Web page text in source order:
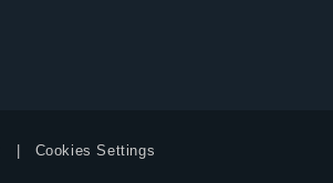
Cookies Settings